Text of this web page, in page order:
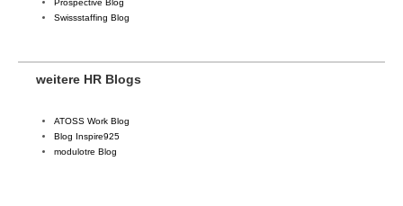
Prospective Blog
Swissstaffing Blog
weitere HR Blogs
ATOSS Work Blog
Blog Inspire925
modulotre Blog